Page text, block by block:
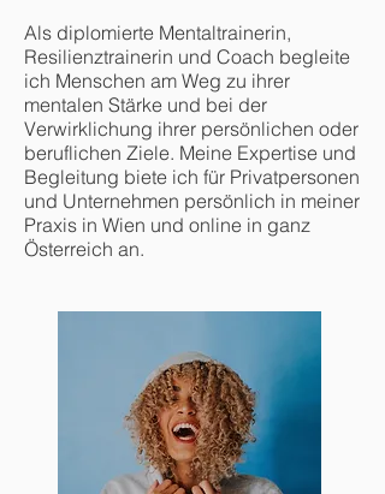
Als diplomierte Mentaltrainerin,
Resilienztrainerin und Coach begleite
ich Menschen am Weg zu ihrer
mentalen Stärke und bei der
Verwirklichung ihrer persönlichen oder
beruflichen Ziele. Meine Expertise und
Begleitung biete ich für Privatpersonen
und Unternehmen persönlich in meiner
Praxis in Wien und online in ganz
Österreich an.